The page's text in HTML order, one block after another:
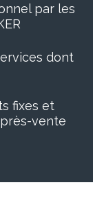
par les
dont
fixes et
vente